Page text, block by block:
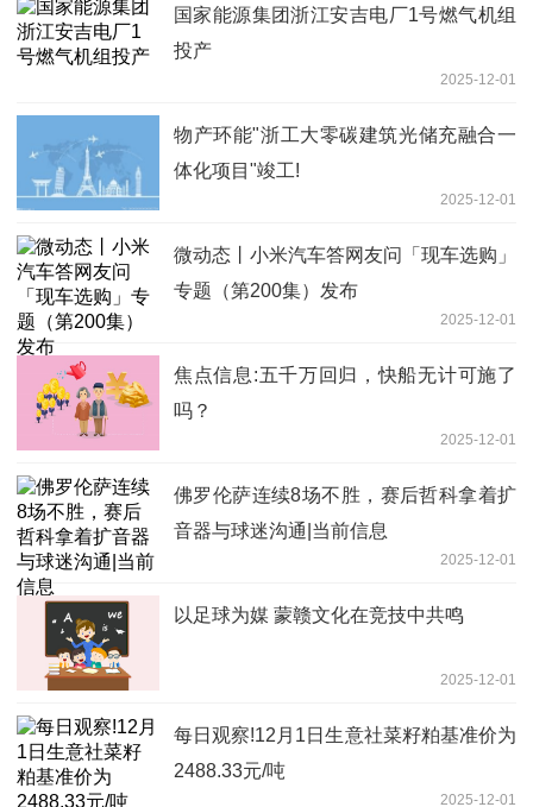
国家能源集团浙江安吉电厂1号燃气机组
投产
2025-12-01
物产环能"浙工大零碳建筑光储充融合一
体化项目"竣工!
2025-12-01
微动态丨小米汽车答网友问「现车选购」
专题（第200集）发布
2025-12-01
焦点信息:五千万回归，快船无计可施了
吗？
2025-12-01
佛罗伦萨连续8场不胜，赛后哲科拿着扩
音器与球迷沟通|当前信息
2025-12-01
以足球为媒 蒙赣文化在竞技中共鸣
2025-12-01
每日观察!12月1日生意社菜籽粕基准价为
2488.33元/吨
2025-12-01